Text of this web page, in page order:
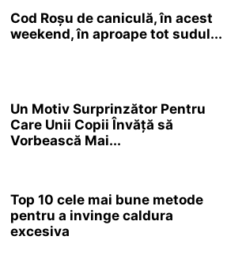
Cod Roșu de caniculă, în acest
weekend, în aproape tot sudul...
Un Motiv Surprinzător Pentru
Care Unii Copii Învăță să
Vorbească Mai...
Top 10 cele mai bune metode
pentru a invinge caldura
excesiva